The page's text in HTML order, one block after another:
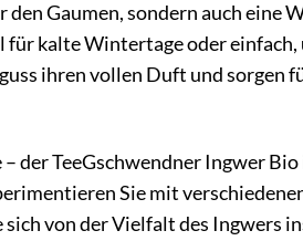
Gaumen, sondern auch eine
kalte Wintertage oder einfach,
ihren vollen Duft und sorgen
der TeeGschwendner Ingwer
Sie mit
von der Vielfalt des Ingwers